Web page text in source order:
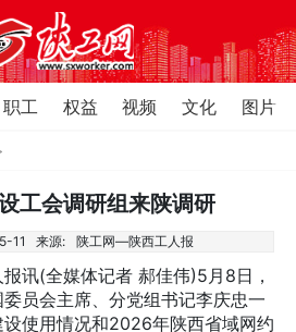
职工 权益 视频 文化
图片
工会调研组来陕调研
11 来源: 陕工网—陕西工人报
(全媒体记者 郝佳伟)5月8日，
员会主席、分党组书记李庆忠一
使用情况和2026年陕西省域网约